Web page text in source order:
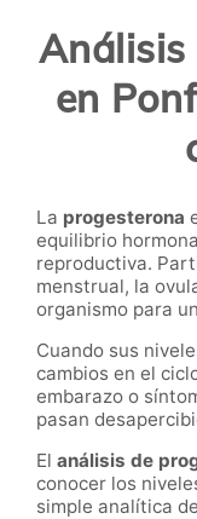
Análisis
en
La progesterona
equilibrio
reproductiva.
menstrual, la
organismo para
Cuando sus
cambios en el
embarazo o
pasan
El análisis de
conocer los
simple analítica